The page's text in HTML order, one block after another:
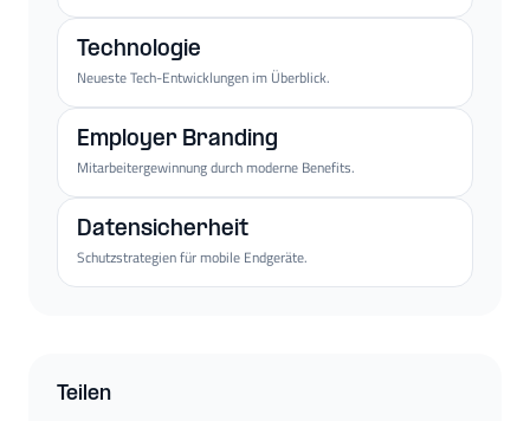
Technologie
Neueste Tech-Entwicklungen im Überblick.
Employer Branding
Mitarbeitergewinnung durch moderne Benefits.
Datensicherheit
Schutzstrategien für mobile Endgeräte.
Teilen